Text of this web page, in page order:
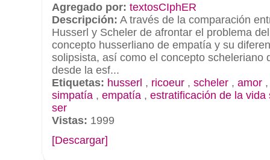
Agregado por: textosCIphER
Descripción: A través de la comparación
Husserl y Scheler de afrontar el problema
concepto husserliano de empatía y su
solipsista, así como el concepto scheleriano
desde la esf...
Etiquetas: husserl , ricoeur , scheler , amor
simpatía , empatía , estratificación de la vida
ser
Vistas: 1999
[Descargar]